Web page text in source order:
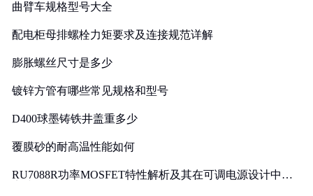
曲臂车规格型号大全
配电柜母排螺栓力矩要求及连接规范详解
膨胀螺丝尺寸是多少
镀锌方管有哪些常见规格和型号
D400球墨铸铁井盖重多少
覆膜砂的耐高温性能如何
RU7088R功率MOSFET特性解析及其在可调电源设计中的